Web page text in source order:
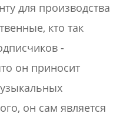
для производства
кто так
-
он приносит
он сам является